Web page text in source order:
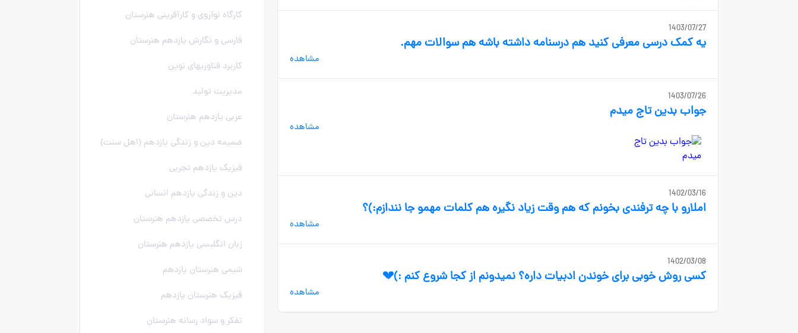
1403/07/27
یه کمک درسی معرفی کنید هم درسنامه داشته باشه هم سوالات مهم.
مشاهده
1403/07/26
جواب بدین تاج میدم
مشاهده
1402/03/16
املارو با چه ترفندی بخونم که هم وقت زیاد نگیره هم کلمات مهمو جا نندازم:)؟
مشاهده
1402/03/08
کسی روش خوبی برای خوندن ادبیات داره؟ نمیدونم از کجا شروع کنم :)💔
مشاهده
کارگاه نوآروی و کارآفرینی هنرستان
فارسی و نگارش یازدهم هنرستان
کاربرد فناوریهای نوین
مدیریت تولید
عربی یازدهم هنرستان
ضمیمه دین و زندگی یازدهم (اهل سنت)
فیزیک یازدهم تجربی
دین و زندگی یازدهم انسانی
درس تخصصی یازدهم هنرستان
زبان انگلیسی یازدهم هنرستان
شیمی هنرستان یازدهم
فیزیک هنرستان یازدهم
تفکر و سواد رسانه هنرستان